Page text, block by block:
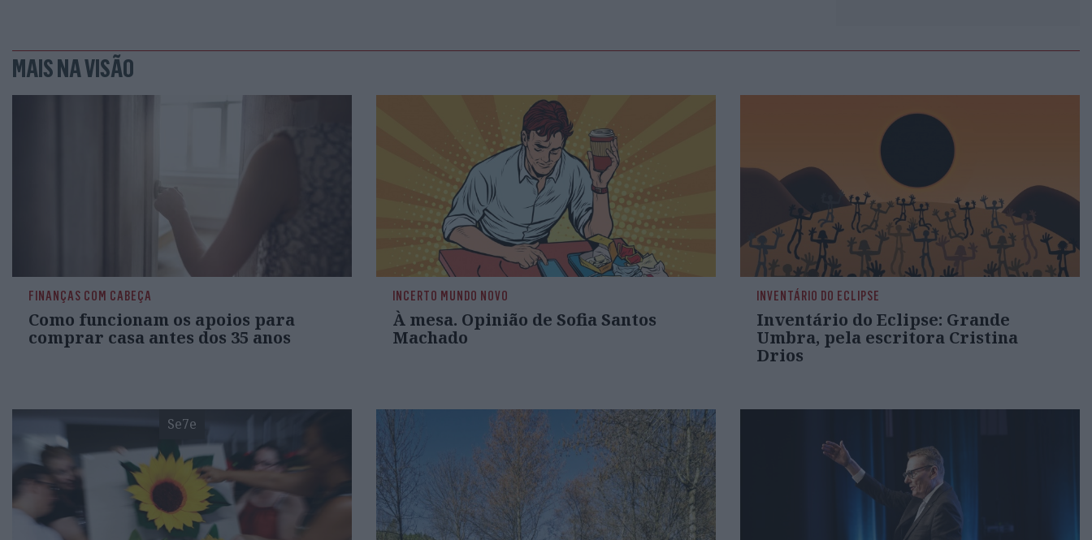
MAIS NA VISÃO
FINANÇAS COM CABEÇA
Como funcionam os apoios para
comprar casa antes dos 35 anos
INCERTO MUNDO NOVO
À mesa. Opinião de Sofia Santos
Machado
INVENTÁRIO DO ECLIPSE
Inventário do Eclipse: Grande
Umbra, pela escritora Cristina
Drios
Se7e